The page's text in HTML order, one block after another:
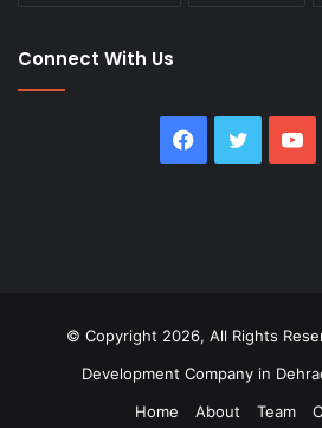
Connect With Us
Facebook
Twitter
© Copyright 2026, All Rights
Development Company in
Home
About Team